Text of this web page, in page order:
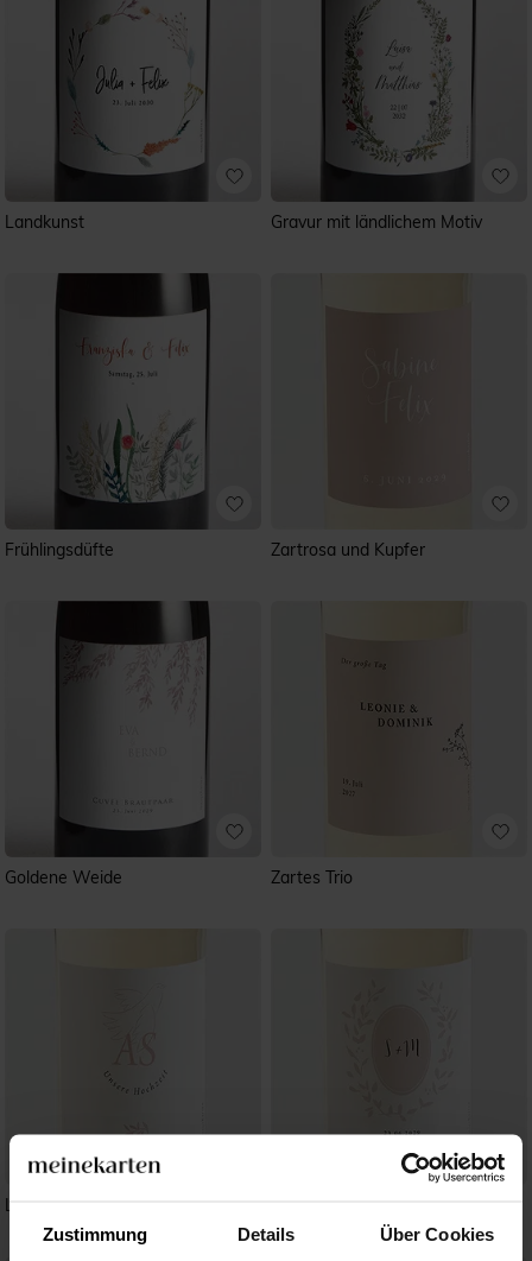
Zustimmung Details Über Cookies
Landkunst Gravur mit ländlichem Motiv
Frühlingsdüfte Zartrosa und Kupfer
Goldene Weide Zartes Trio
Liebestaube